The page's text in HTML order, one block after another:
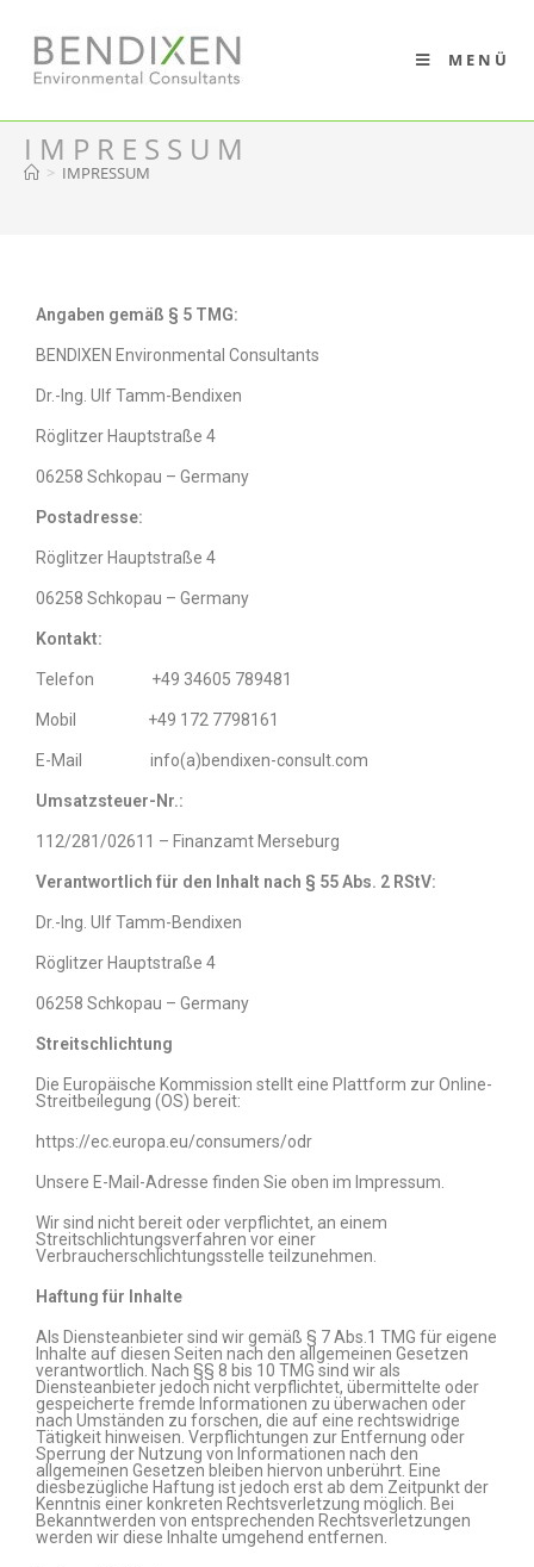
MENÜ
IMPRESSUM
> IMPRESSUM
Angaben gemäß § 5 TMG:
BENDIXEN Environmental Consultants
Dr.-Ing. Ulf Tamm-Bendixen
Röglitzer Hauptstraße 4
06258 Schkopau – Germany
Postadresse:
Röglitzer Hauptstraße 4
06258 Schkopau – Germany
Kontakt:
Telefon +49 34605 789481
Mobil +49 172 7798161
E-Mail info(a)bendixen-consult.com
Umsatzsteuer-Nr.:
112/281/02611 – Finanzamt Merseburg
Verantwortlich für den Inhalt nach § 55 Abs. 2 RStV:
Dr.-Ing. Ulf Tamm-Bendixen
Röglitzer Hauptstraße 4
06258 Schkopau – Germany
Streitschlichtung
Die Europäische Kommission stellt eine Plattform zur Online-
Streitbeilegung (OS) bereit:
https://ec.europa.eu/consumers/odr
Unsere E-Mail-Adresse finden Sie oben im Impressum.
Wir sind nicht bereit oder verpflichtet, an einem
Streitschlichtungsverfahren vor einer
Verbraucherschlichtungsstelle teilzunehmen.
Haftung für Inhalte
Als Diensteanbieter sind wir gemäß § 7 Abs.1 TMG für eigene
Inhalte auf diesen Seiten nach den allgemeinen Gesetzen
verantwortlich. Nach §§ 8 bis 10 TMG sind wir als
Diensteanbieter jedoch nicht verpflichtet, übermittelte oder
gespeicherte fremde Informationen zu überwachen oder
nach Umständen zu forschen, die auf eine rechtswidrige
Tätigkeit hinweisen. Verpflichtungen zur Entfernung oder
Sperrung der Nutzung von Informationen nach den
allgemeinen Gesetzen bleiben hiervon unberührt. Eine
diesbezügliche Haftung ist jedoch erst ab dem Zeitpunkt der
Kenntnis einer konkreten Rechtsverletzung möglich. Bei
Bekanntwerden von entsprechenden Rechtsverletzungen
werden wir diese Inhalte umgehend entfernen.